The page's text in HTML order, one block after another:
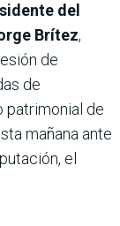
del
Brítez,
de
de
patrimonial de
mañana ante
el